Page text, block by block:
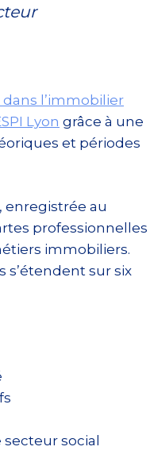
dans l’immobilier
Lyon grâce à une
et périodes
enregistrée au
professionnelles
immobiliers.
s’étendent sur six
social